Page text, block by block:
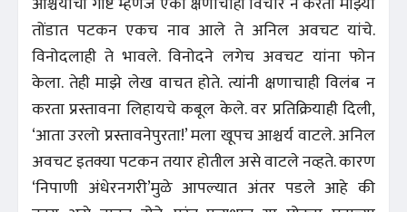
तोंडात पटकन एकच नाव आले ते अनिल अवचट यांचे.
विनोदलाही ते भावले. विनोदने लगेच अवचट यांना फोन
केला. तेही माझे लेख वाचत होते. त्यांनी क्षणाचाही विलंब न
करता प्रस्तावना लिहायचे कबूल केले. वर प्रतिक्रियाही दिली,
‘आता उरलो प्रस्तावनेपुरता!’ मला खूपच आश्चर्य वाटले. अनिल
अवचट इतक्या पटकन तयार होतील असे वाटले नव्हते. कारण
‘निपाणी अंधेरनगरी’मुळे आपल्यात अंतर पडले आहे की